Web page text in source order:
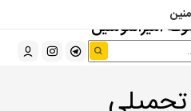
امیرالمومنین